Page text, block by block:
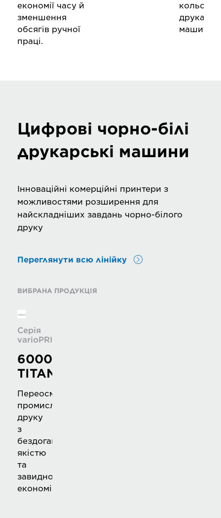
економії часу й
зменшення
обсягів ручної
праці.
машини.
ВИБРАНА ПРОДУКЦІЯ
Цифрові чорно-білі
друкарські машини
Інноваційні комерційні принтери з
можливостями розширення для
найскладніших завдань чорно-білого
друку
Переглянути всю лінійку
Серія
varioPRINT
6000
TITAN
Переосмислення
промислового
друку
з
бездоганною
якістю
та
завидною
економією